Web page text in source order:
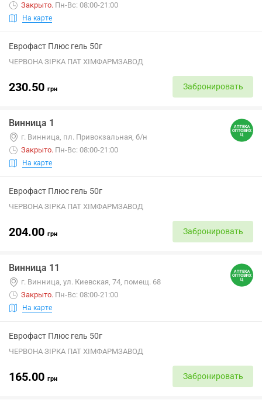
Закрыто. Пн-Вс: 08:00-21:00
На карте
Еврофаст Плюс гель 50г
ЧЕРВОНА ЗІРКА ПАТ ХІМФАРМЗАВОД
230.50 грн Забронировать
Винница 1
г. Винница, пл. Привокзальная, б/н
Закрыто. Пн-Вс: 08:00-21:00
На карте
Еврофаст Плюс гель 50г
ЧЕРВОНА ЗІРКА ПАТ ХІМФАРМЗАВОД
204.00 грн Забронировать
Винница 11
г. Винница, ул. Киевская, 74, помещ. 68
Закрыто. Пн-Вс: 08:00-21:00
На карте
Еврофаст Плюс гель 50г
ЧЕРВОНА ЗІРКА ПАТ ХІМФАРМЗАВОД
165.00 грн Забронировать